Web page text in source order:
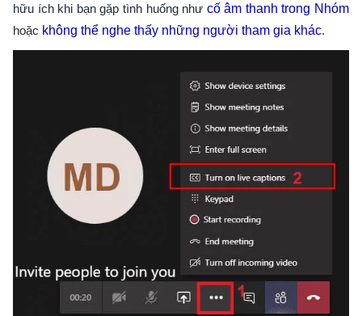
hữu ích khi bạn gặp tình huống như cố âm thanh trong Nhóm
hoặc không thể nghe thấy những người tham gia khác.